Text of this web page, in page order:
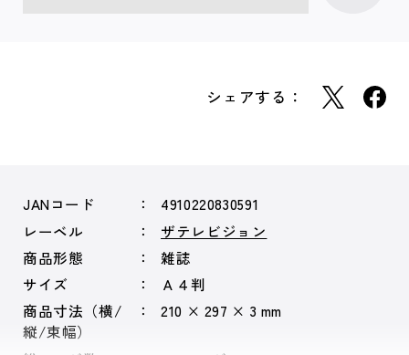
シェアする：
JANコード
4910220830591
レーベル
ザテレビジョン
商品形態
雑誌
サイズ
Ａ４判
商品寸法（横/
縦/束幅）
210 × 297 × 3 mm